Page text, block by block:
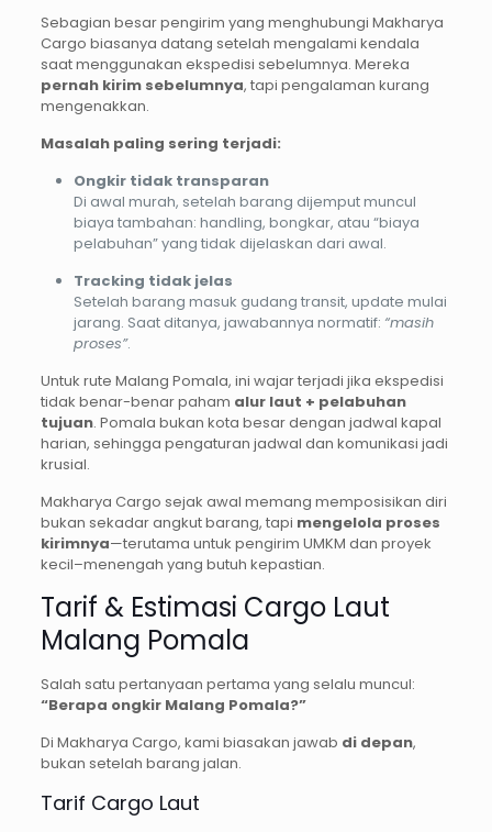
Sebagian besar pengirim yang menghubungi Makharya
Cargo biasanya datang setelah mengalami kendala
saat menggunakan ekspedisi sebelumnya. Mereka
pernah kirim sebelumnya, tapi pengalaman kurang
mengenakkan.
Masalah paling sering terjadi:
Ongkir tidak transparan
Di awal murah, setelah barang dijemput muncul
biaya tambahan: handling, bongkar, atau “biaya
pelabuhan” yang tidak dijelaskan dari awal.
Tracking tidak jelas
Setelah barang masuk gudang transit, update mulai
jarang. Saat ditanya, jawabannya normatif: “masih
proses”.
Untuk rute Malang Pomala, ini wajar terjadi jika ekspedisi
tidak benar-benar paham alur laut + pelabuhan
tujuan. Pomala bukan kota besar dengan jadwal kapal
harian, sehingga pengaturan jadwal dan komunikasi jadi
krusial.
Makharya Cargo sejak awal memang memposisikan diri
bukan sekadar angkut barang, tapi mengelola proses
kirimnya—terutama untuk pengirim UMKM dan proyek
kecil–menengah yang butuh kepastian.
Tarif & Estimasi Cargo Laut
Malang Pomala
Salah satu pertanyaan pertama yang selalu muncul:
“Berapa ongkir Malang Pomala?”
Di Makharya Cargo, kami biasakan jawab di depan,
bukan setelah barang jalan.
Tarif Cargo Laut